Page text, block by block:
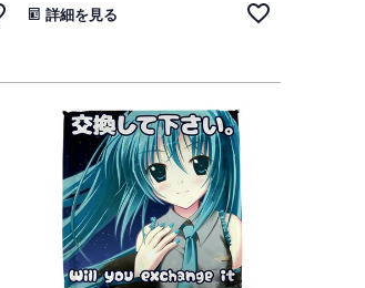
詳細を見る